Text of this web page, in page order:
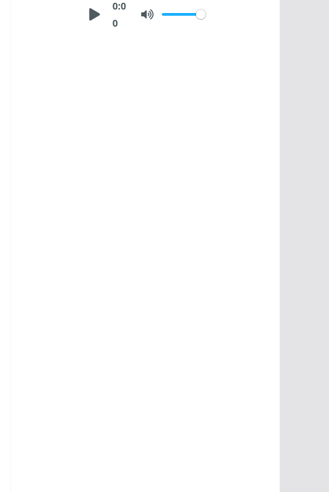
0:0
0